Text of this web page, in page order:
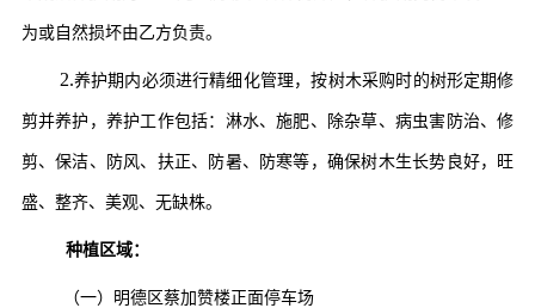
为或自然损坏由乙方负责。
2.养护期内必须进行精细化管理，按树木采购时的树形定期修
剪并养护，养护工作包括：淋水、施肥、除杂草、病虫害防治、修
剪、保洁、防风、扶正、防暑、防寒等，确保树木生长势良好，旺
盛、整齐、美观、无缺株。
种植区域：
（一）明德区蔡加赞楼正面停车场